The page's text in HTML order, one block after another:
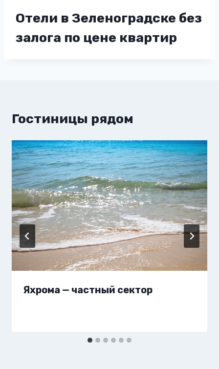
Отели в Зеленоградске без
залога по цене квартир
Гостиницы рядом
Яхрома — частный сектор